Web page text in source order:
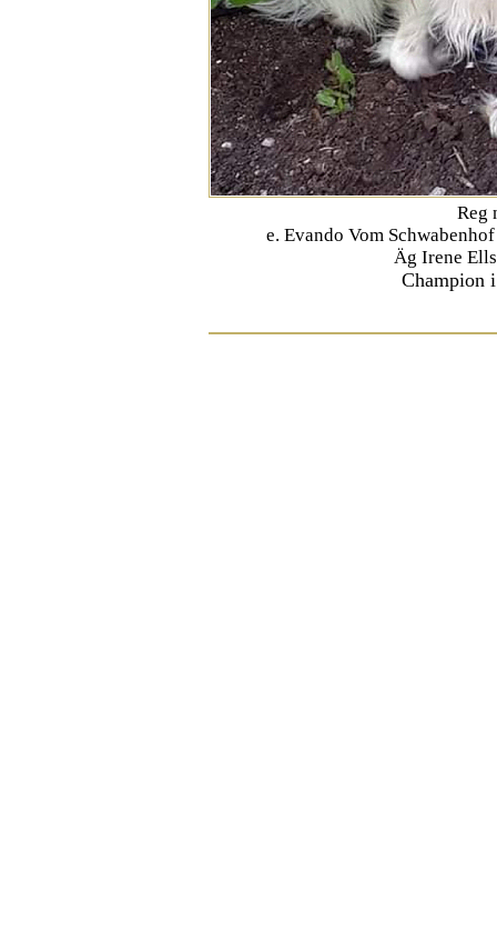
Reg
e. Evando Vom
Äg Irene
Champion